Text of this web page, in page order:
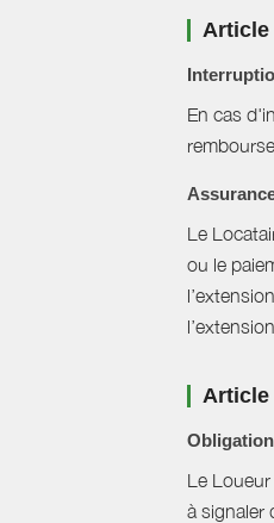
Article
En cas
Le
ou le
Article
Le
à signaler